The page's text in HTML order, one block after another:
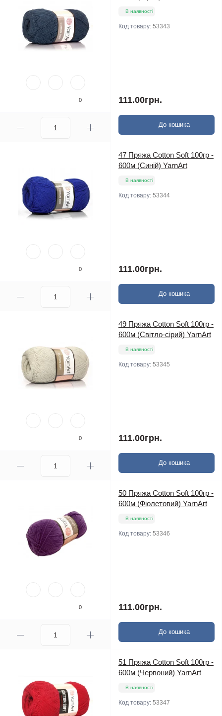
0
В наявності
Код товару: 53343
111.00грн.
До кошика
0
47 Пряжа Cotton Soft 100гр -
600м (Синій) YarnArt
В наявності
Код товару: 53344
111.00грн.
До кошика
0
49 Пряжа Cotton Soft 100гр -
600м (Світло-сірий) YarnArt
В наявності
Код товару: 53345
111.00грн.
До кошика
0
50 Пряжа Cotton Soft 100гр -
600м (Фіолетовий) YarnArt
В наявності
Код товару: 53346
111.00грн.
До кошика
51 Пряжа Cotton Soft 100гр -
600м (Червоний) YarnArt
В наявності
Код товару: 53347